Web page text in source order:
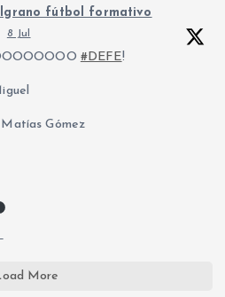
fútbol formativo
8 Jul
#DEFE!
Gómez
More